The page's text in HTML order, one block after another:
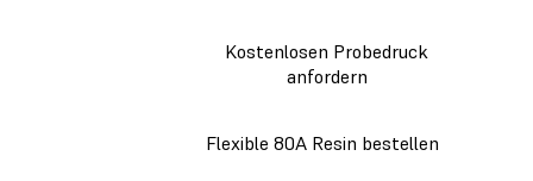
Kostenlosen Probedruck
anfordern
Flexible 80A Resin bestellen